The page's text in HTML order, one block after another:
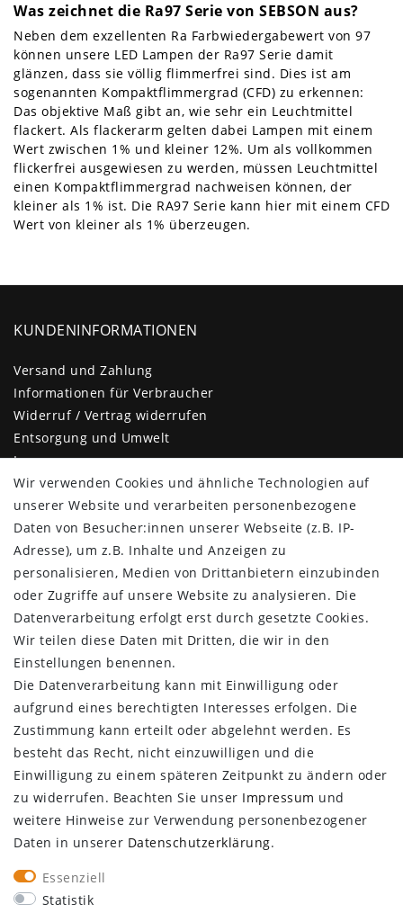
Was zeichnet die Ra97 Serie von SEBSON aus?
Neben dem exzellenten Ra Farbwiedergabewert von 97
können unsere LED Lampen der Ra97 Serie damit
glänzen, dass sie völlig flimmerfrei sind. Dies ist am
sogenannten Kompaktflimmergrad (CFD) zu erkennen:
Das objektive Maß gibt an, wie sehr ein Leuchtmittel
flackert. Als flackerarm gelten dabei Lampen mit einem
Wert zwischen 1% und kleiner 12%. Um als vollkommen
flickerfrei ausgewiesen zu werden, müssen Leuchtmittel
einen Kompaktflimmergrad nachweisen können, der
kleiner als 1% ist. Die RA97 Serie kann hier mit einem CFD
Wert von kleiner als 1% überzeugen.
KUNDENINFORMATIONEN
Versand und Zahlung
Informationen für Verbraucher
Widerruf / Vertrag widerrufen
Entsorgung und Umwelt
Impressum
Daten­schutz­erklärung
AGB
Barrierefreiheitserklärung
Kontakt
KUNDENBEREICH
Login
Registrieren
KUNDENSERVICE
Infocenter
Newsletter
Kontakt
Großkundenzugang
Vertrag widerrufen
ÜBER UNS
Wir verwenden Cookies und ähnliche Technologien auf
unserer Website und verarbeiten personenbezogene
Daten von Besucher:innen unserer Webseite (z.B. IP-
Adresse), um z.B. Inhalte und Anzeigen zu
personalisieren, Medien von Drittanbietern einzubinden
oder Zugriffe auf unsere Website zu analysieren. Die
Datenverarbeitung erfolgt erst durch gesetzte Cookies.
Wir teilen diese Daten mit Dritten, die wir in den
Einstellungen benennen.
Die Datenverarbeitung kann mit Einwilligung oder
aufgrund eines berechtigten Interesses erfolgen. Die
Zustimmung kann erteilt oder abgelehnt werden. Es
besteht das Recht, nicht einzuwilligen und die
Einwilligung zu einem späteren Zeitpunkt zu ändern oder
zu widerrufen. Beachten Sie unser Impressum und
weitere Hinweise zur Verwendung personenbezogener
Daten in unserer Daten­schutz­erklärung.
Essenziell
Statistik